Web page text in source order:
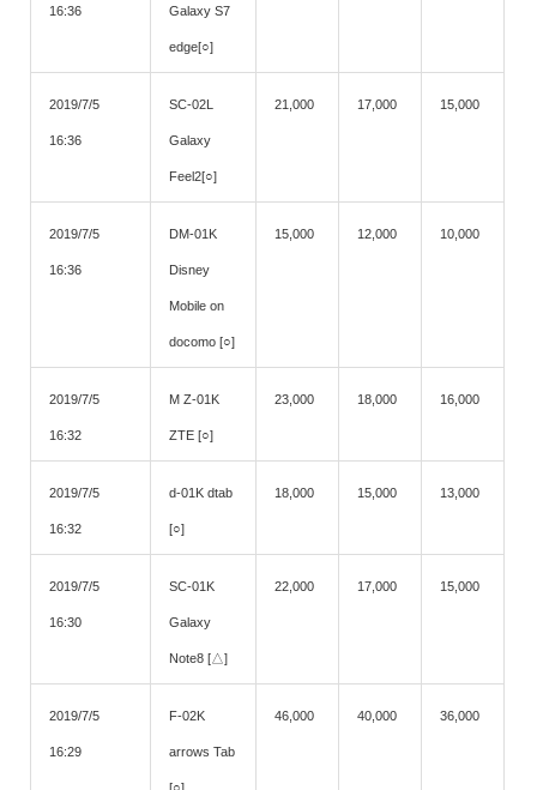
16:36 Galaxy S7
edge[○]
2019/7/5
16:36
SC-02L
Galaxy
Feel2[○]
21,000 17,000 15,000
2019/7/5
16:36
DM-01K
Disney
Mobile on
docomo [○]
15,000 12,000 10,000
2019/7/5
16:32
M Z-01K
ZTE [○]
23,000 18,000 16,000
2019/7/5
16:32
d-01K dtab
[○]
18,000 15,000 13,000
2019/7/5
16:30
SC-01K
Galaxy
Note8 [△]
22,000 17,000 15,000
2019/7/5
16:29
F-02K
arrows Tab
46,000 40,000 36,000